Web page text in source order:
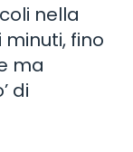
nella
fino
ma
di